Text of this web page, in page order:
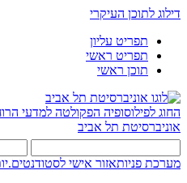
דילוג לתוכן העיקרי
תפריט עליון
תפריט ראשי
תוכן ראשי
החוג לפילוסופיה הפקולטה למדעי
אוניברסיטת תל אביב
מערכת פניותאזור אישי